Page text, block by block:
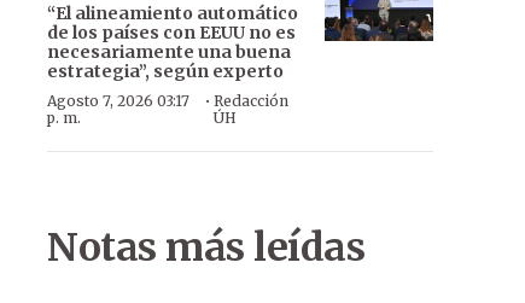
“El alineamiento automático
de los países con EEUU no es
necesariamente una buena
estrategia”, según experto
Agosto 7, 2026 03:17
p. m.
· Redacción
ÚH
Notas más leídas